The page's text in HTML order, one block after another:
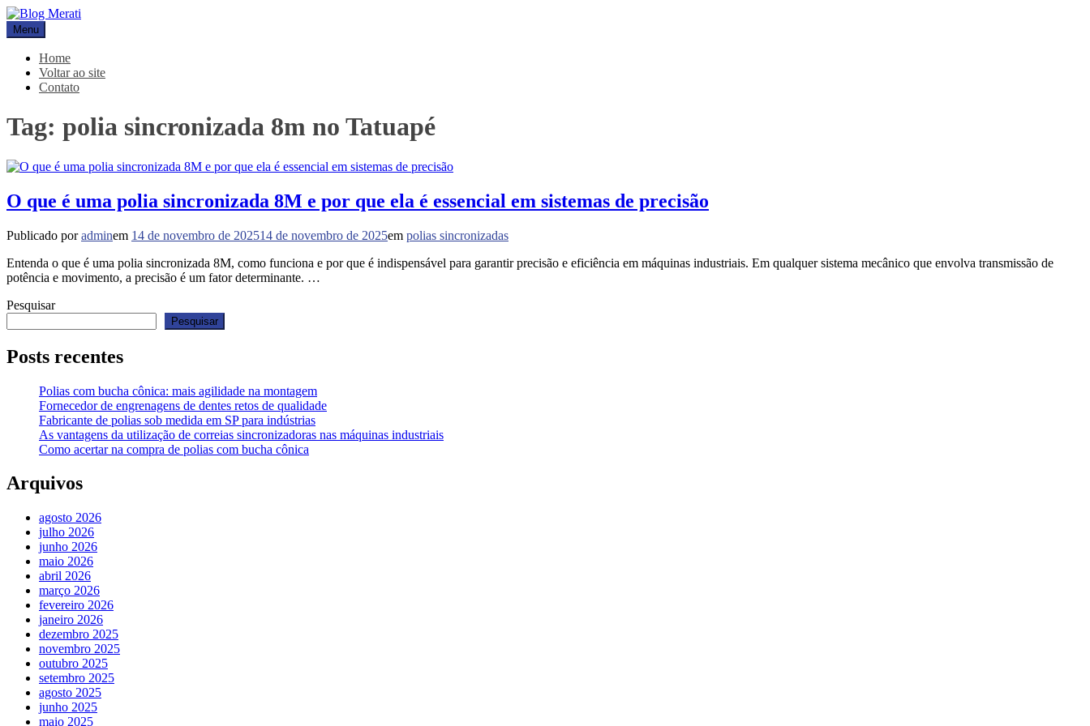
Pular
para
o
conteúdo
Blog Merati
Líder na fabricação de peças para Indústrias
Menu
Home
Voltar ao site
Contato
Tag: polia sincronizada 8m no Tatuapé
O que é uma polia sincronizada 8M e por que ela é essencial em sistemas de precisão
Publicado poradminem 14 de novembro de 202514 de novembro de 2025em polias sincronizadas
Entenda o que é uma polia sincronizada 8M, como funciona e por que é indispensável para garantir precisão e eficiência em máquinas industriais. Em qualquer sistema mecânico que envolva transmissão de
potência e movimento, a precisão é um fator determinante. …
Pesquisar
Pesquisar
Posts recentes
Polias com bucha cônica: mais agilidade na montagem
Fornecedor de engrenagens de dentes retos de qualidade
Fabricante de polias sob medida em SP para indústrias
As vantagens da utilização de correias sincronizadoras nas máquinas industriais
Como acertar na compra de polias com bucha cônica
Arquivos
agosto 2026
julho 2026
junho 2026
maio 2026
abril 2026
março 2026
fevereiro 2026
janeiro 2026
dezembro 2025
novembro 2025
outubro 2025
setembro 2025
agosto 2025
junho 2025
maio 2025